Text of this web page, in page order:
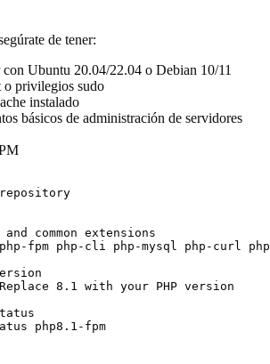
de tener:
Ubuntu 20.04/22.04 o Debian 10/11
o privilegios sudo
instalado
básicos de administración de servidores
repository
common extensions
fpm php-cli php-mysql php-curl
8.1 with your PHP version